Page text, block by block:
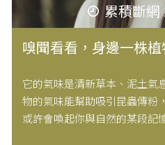
累積斷網
嗅聞看看，身邊一株
它的氣味是清新草本、泥土氣
物的氣味能幫助吸引昆蟲傳粉
或許會喚起你與自然的某段記